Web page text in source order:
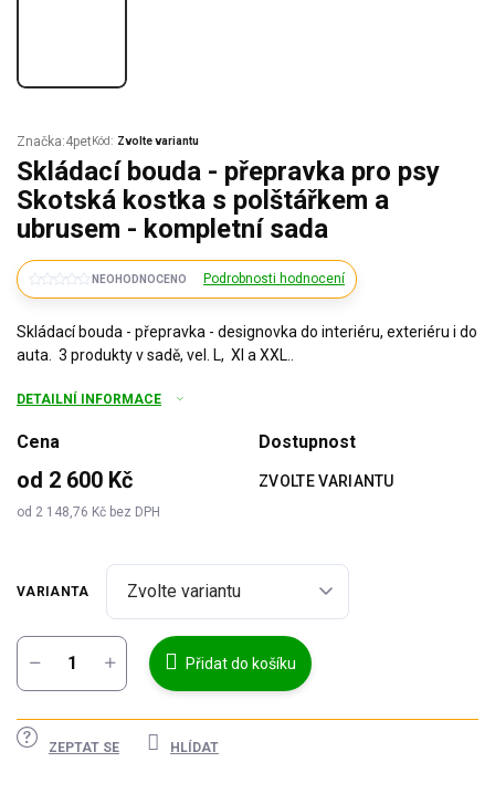
Značka:4pet Kód: Zvolte variantu
Skládací bouda - přepravka pro psy
Skotská kostka s polštářkem a
ubrusem - kompletní sada
NEOHODNOCENO Podrobnosti hodnocení
Skládací bouda - přepravka - designovka do interiéru, exteriéru i do
auta. 3 produkty v sadě, vel. L, Xl a XXL..
DETAILNÍ INFORMACE
Cena
od 2 600 Kč
od 2 148,76 Kč bez DPH
Dostupnost
ZVOLTE VARIANTU
VARIANTA
Přidat do košíku
ZEPTAT SE HLÍDAT